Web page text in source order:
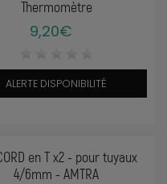
Thermomètre
9,20€
ALERTE DISPONIBILITÉ
en T x2 - pour tuyaux
4/6mm - AMTRA